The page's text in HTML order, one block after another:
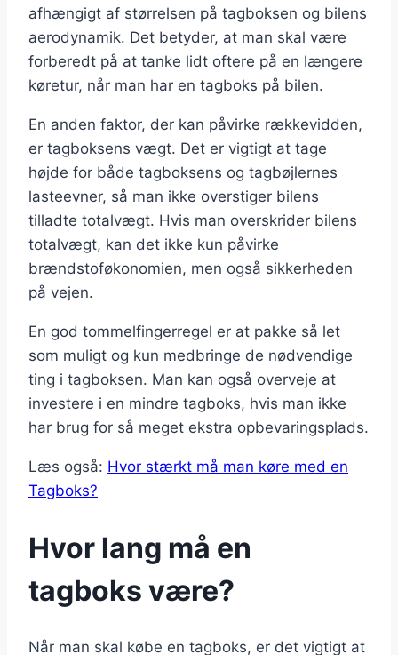
afhængigt af størrelsen på tagboksen og bilens
aerodynamik. Det betyder, at man skal være
forberedt på at tanke lidt oftere på en længere
køretur, når man har en tagboks på bilen.
En anden faktor, der kan påvirke rækkevidden,
er tagboksens vægt. Det er vigtigt at tage
højde for både tagboksens og tagbøjlernes
lasteevner, så man ikke overstiger bilens
tilladte totalvægt. Hvis man overskrider bilens
totalvægt, kan det ikke kun påvirke
brændstoføkonomien, men også sikkerheden
på vejen.
En god tommelfingerregel er at pakke så let
som muligt og kun medbringe de nødvendige
ting i tagboksen. Man kan også overveje at
investere i en mindre tagboks, hvis man ikke
har brug for så meget ekstra opbevaringsplads.
Læs også: Hvor stærkt må man køre med en
Tagboks?
Hvor lang må en
tagboks være?
Når man skal købe en tagboks, er det vigtigt at